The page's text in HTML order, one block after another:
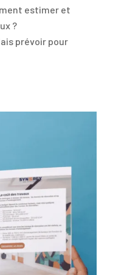
estimer et
?
prévoir pour